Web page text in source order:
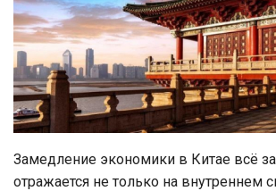
Замедление экономики в Китае всё
отражается не только на внутреннем